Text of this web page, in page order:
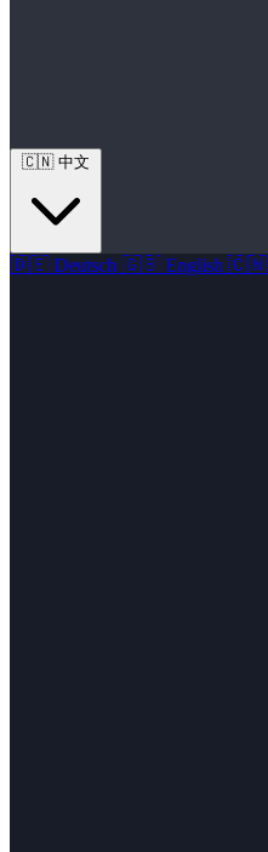
🇨🇳 中文
🇩🇪 Deutsch 🇬🇧 English 🇨🇳